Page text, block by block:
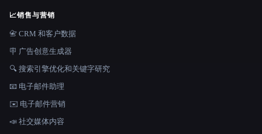
📈销售与营销
📇 CRM 和客户数据
🪧 广告创意生成器
🔍 搜索引擎优化和关键字研究
📧 电子邮件助理
✉️ 电子邮件营销
📣 社交媒体内容